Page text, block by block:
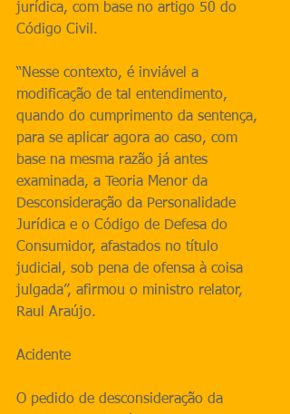
jurídica, com base no artigo 50 do
Código Civil.
“Nesse contexto, é inviável a
modificação de tal entendimento,
quando do cumprimento da sentença,
para se aplicar agora ao caso, com
base na mesma razão já antes
examinada, a Teoria Menor da
Desconsideração da Personalidade
Jurídica e o Código de Defesa do
Consumidor, afastados no título
judicial, sob pena de ofensa à coisa
julgada”, afirmou o ministro relator,
Raul Araújo.
Acidente
O pedido de desconsideração da